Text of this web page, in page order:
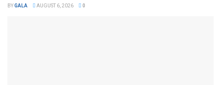
BYGALA AUGUST 6, 2026 0